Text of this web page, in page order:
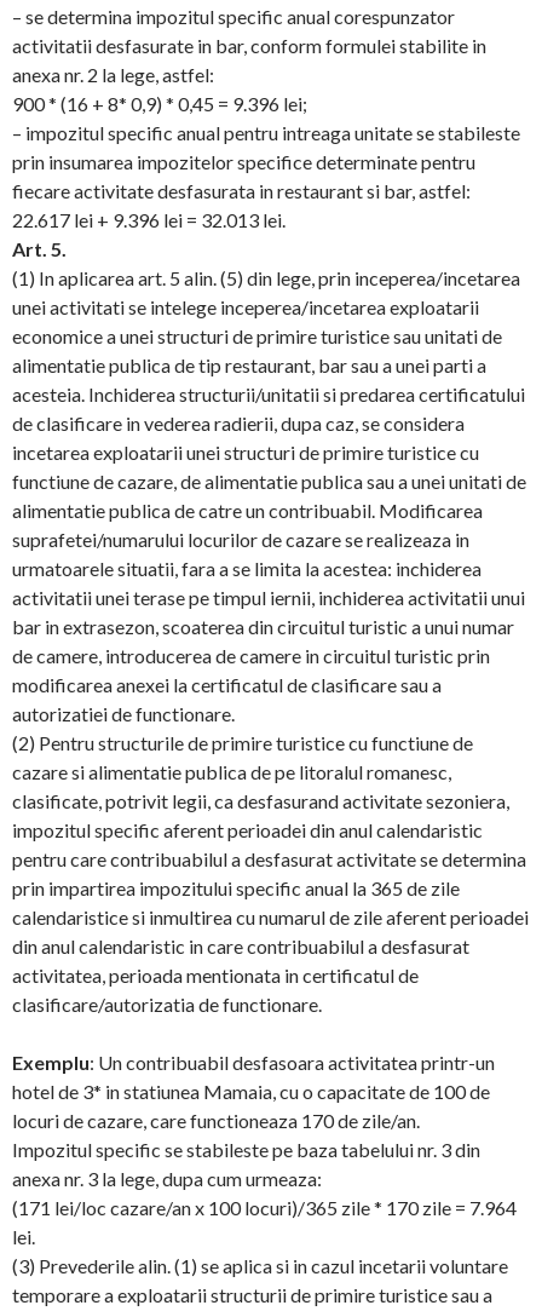
– se determina impozitul specific anual corespunzator
activitatii desfasurate in bar, conform formulei stabilite in
anexa nr. 2 la lege, astfel:
900 * (16 + 8* 0,9) * 0,45 = 9.396 lei;
– impozitul specific anual pentru intreaga unitate se stabileste
prin insumarea impozitelor specifice determinate pentru
fiecare activitate desfasurata in restaurant si bar, astfel:
22.617 lei + 9.396 lei = 32.013 lei.
Art. 5.
(1) In aplicarea art. 5 alin. (5) din lege, prin inceperea/incetarea
unei activitati se intelege inceperea/incetarea exploatarii
economice a unei structuri de primire turistice sau unitati de
alimentatie publica de tip restaurant, bar sau a unei parti a
acesteia. Inchiderea structurii/unitatii si predarea certificatului
de clasificare in vederea radierii, dupa caz, se considera
incetarea exploatarii unei structuri de primire turistice cu
functiune de cazare, de alimentatie publica sau a unei unitati de
alimentatie publica de catre un contribuabil. Modificarea
suprafetei/numarului locurilor de cazare se realizeaza in
urmatoarele situatii, fara a se limita la acestea: inchiderea
activitatii unei terase pe timpul iernii, inchiderea activitatii unui
bar in extrasezon, scoaterea din circuitul turistic a unui numar
de camere, introducerea de camere in circuitul turistic prin
modificarea anexei la certificatul de clasificare sau a
autorizatiei de functionare.
(2) Pentru structurile de primire turistice cu functiune de
cazare si alimentatie publica de pe litoralul romanesc,
clasificate, potrivit legii, ca desfasurand activitate sezoniera,
impozitul specific aferent perioadei din anul calendaristic
pentru care contribuabilul a desfasurat activitate se determina
prin impartirea impozitului specific anual la 365 de zile
calendaristice si inmultirea cu numarul de zile aferent perioadei
din anul calendaristic in care contribuabilul a desfasurat
activitatea, perioada mentionata in certificatul de
clasificare/autorizatia de functionare.
Exemplu: Un contribuabil desfasoara activitatea printr-un
hotel de 3* in statiunea Mamaia, cu o capacitate de 100 de
locuri de cazare, care functioneaza 170 de zile/an.
Impozitul specific se stabileste pe baza tabelului nr. 3 din
anexa nr. 3 la lege, dupa cum urmeaza:
(171 lei/loc cazare/an x 100 locuri)/365 zile * 170 zile = 7.964
lei.
(3) Prevederile alin. (1) se aplica si in cazul incetarii voluntare
temporare a exploatarii structurii de primire turistice sau a